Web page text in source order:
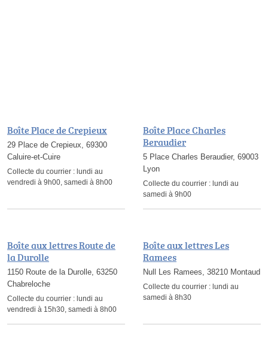
Boîte Place de Crepieux
29 Place de Crepieux, 69300
Caluire-et-Cuire
Collecte du courrier : lundi au
vendredi à 9h00, samedi à 8h00
Boîte Place Charles
Beraudier
5 Place Charles Beraudier, 69003
Lyon
Collecte du courrier : lundi au
samedi à 9h00
Boîte aux lettres Route de
la Durolle
1150 Route de la Durolle, 63250
Chabreloche
Collecte du courrier : lundi au
vendredi à 15h30, samedi à 8h00
Boîte aux lettres Les
Ramees
Null Les Ramees, 38210 Montaud
Collecte du courrier : lundi au
samedi à 8h30